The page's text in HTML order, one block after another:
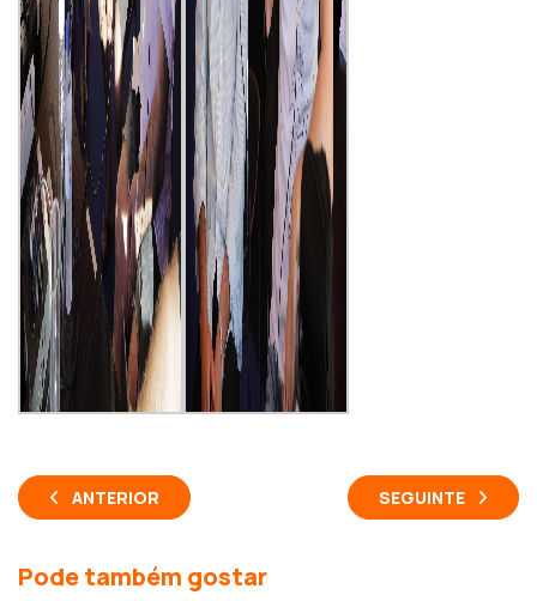
ANTERIOR SEGUINTE
Pode também gostar